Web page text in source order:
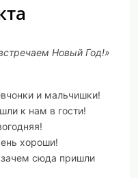
Новый Год!»
и мальчишки!
к нам в гости!
хороши!
сюда пришли